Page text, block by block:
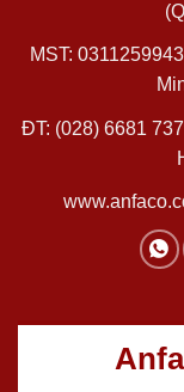
MST:
ĐT: (028) 6681